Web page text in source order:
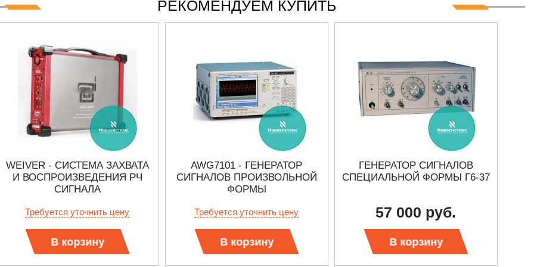
РЕКОМЕНДУЕМ КУПИТЬ
WEIVER - СИСТЕМА ЗАХВАТА
И ВОСПРОИЗВЕДЕНИЯ РЧ
СИГНАЛА
Требуется уточнить цену
В корзину
AWG7101 - ГЕНЕРАТОР
СИГНАЛОВ ПРОИЗВОЛЬНОЙ
ФОРМЫ
Требуется уточнить цену
В корзину
ГЕНЕРАТОР СИГНАЛОВ
СПЕЦИАЛЬНОЙ ФОРМЫ Г6-37
57 000 руб.
В корзину